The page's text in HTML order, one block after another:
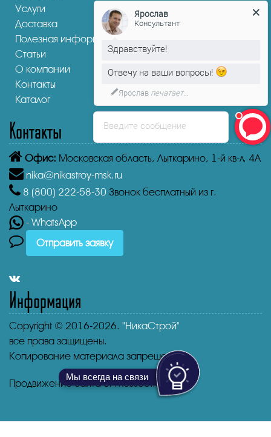
Услуги
Доставка
Полезная информация
Статьи
О компании
Контакты
Каталог
Контакты
Офис: Московская область, Лыткарино, 1-й кв-л, 4А
nika@nikastroy-msk.ru
8 (800) 222-58-30 Звонок бесплатный из г.
Лыткарино
- WhatsApp
Отправить заявку
Информация
Copyright © 2016-2026. "НикаСтрой"
все права защищены.
Копирование материала запрещено.
Продвижение сайта от mosseo.ru
Мы всегда на связи
Введите сообщение
Ярослав
Консультант
Здравствуйте!
Отвечу на ваши вопросы!
Ярослав печатает...